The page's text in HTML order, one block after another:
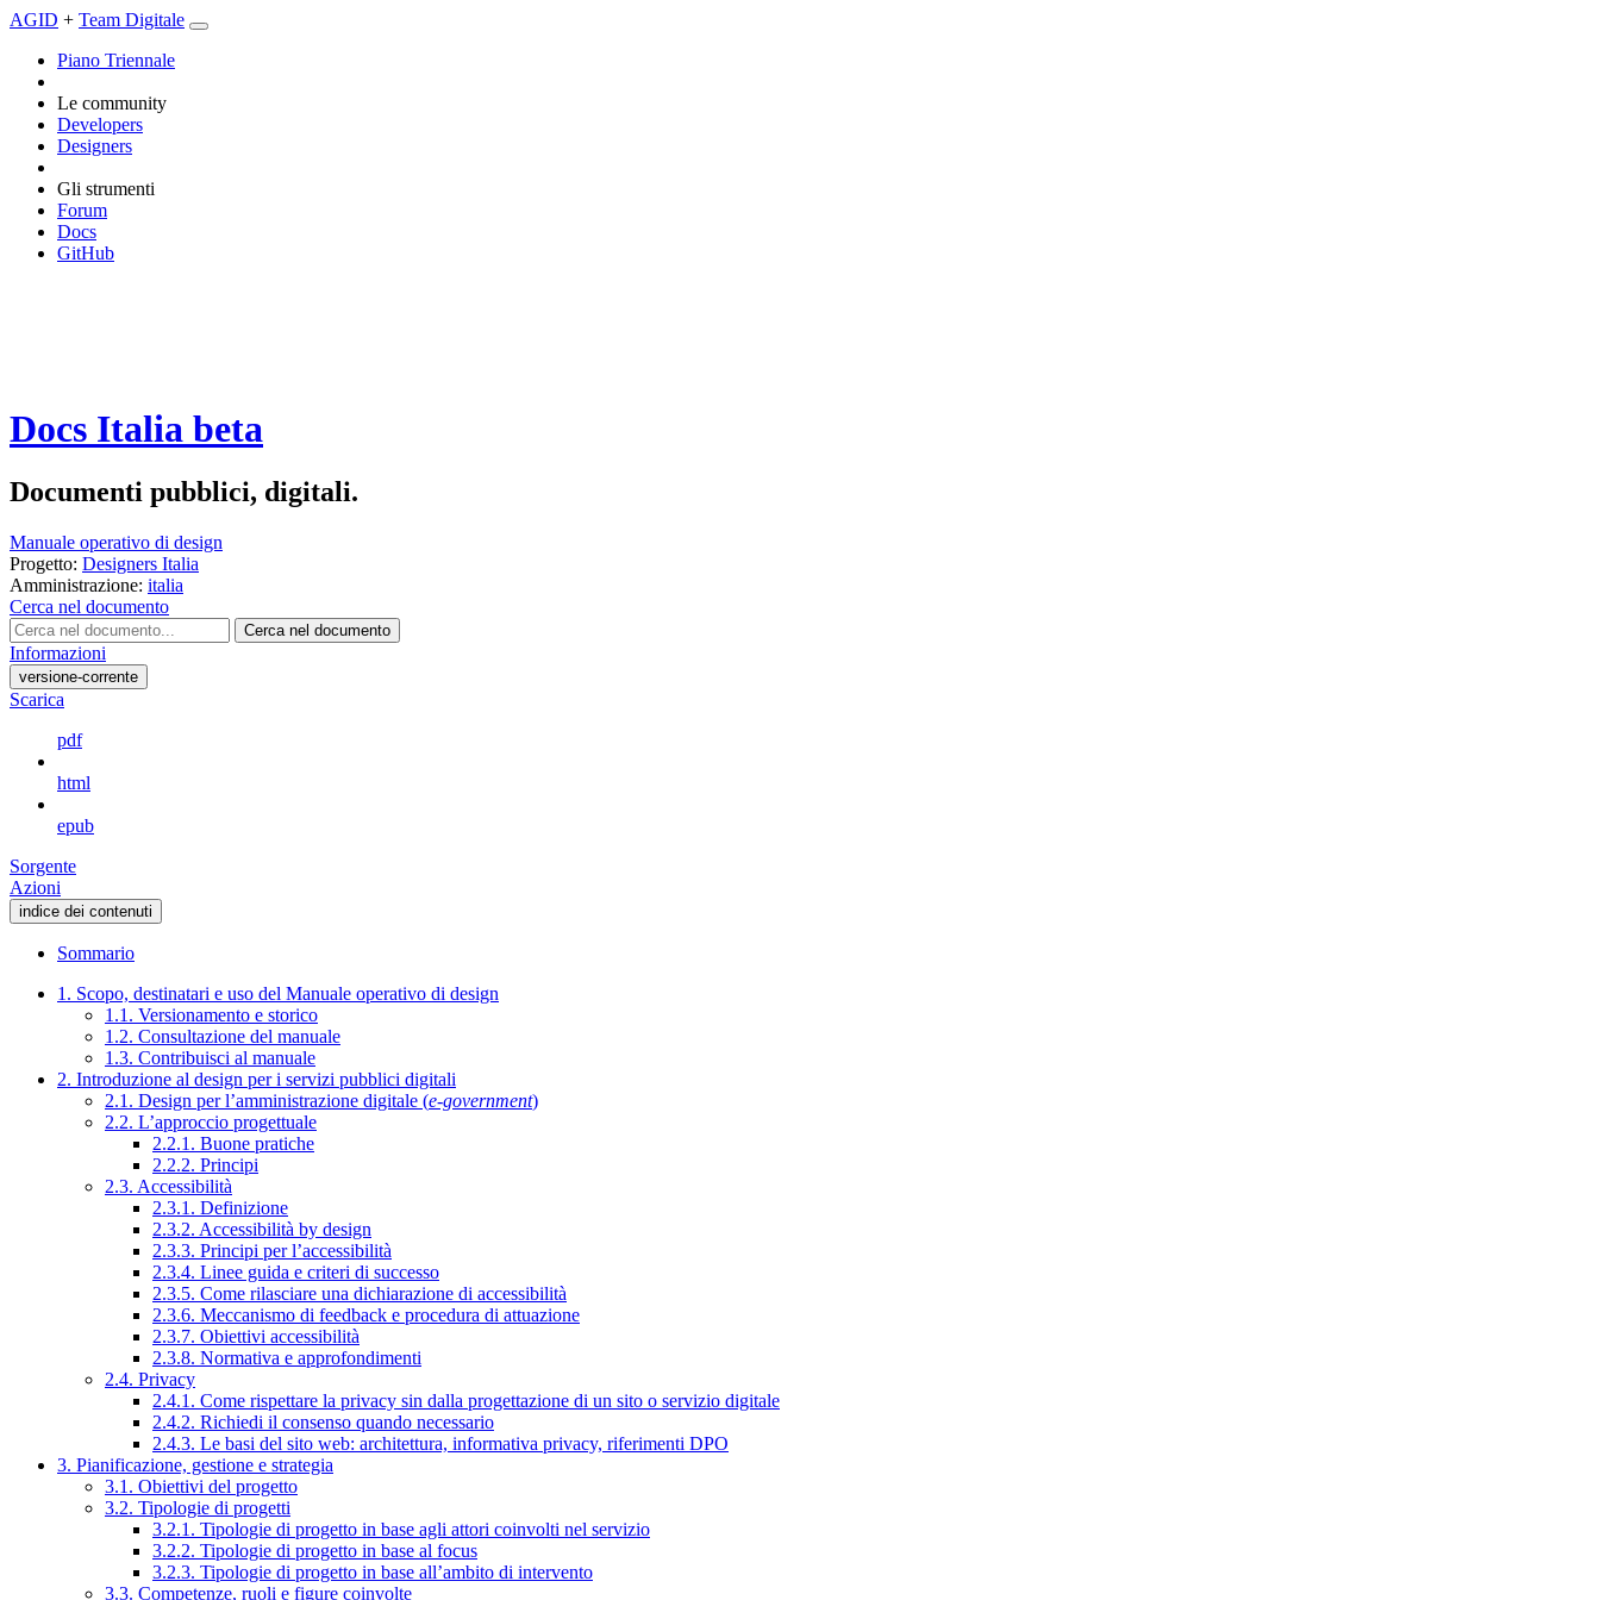
AGID + Team Digitale
Piano Triennale
Le community
Developers
Designers
Gli strumenti
Forum
Docs
GitHub
Docs Italia beta
Documenti pubblici, digitali.
Manuale operativo di design
Progetto: Designers Italia
Amministrazione: italia
Cerca nel documento
Cerca nel documento
Informazioni
versione-corrente
Scarica
pdf
html
epub
Sorgente
Azioni
indice dei contenuti
Sommario
1. Scopo, destinatari e uso del Manuale operativo di design
1.1. Versionamento e storico
1.2. Consultazione del manuale
1.3. Contribuisci al manuale
2. Introduzione al design per i servizi pubblici digitali
2.1. Design per l’amministrazione digitale (e-government)
2.2. L’approccio progettuale
2.2.1. Buone pratiche
2.2.2. Principi
2.3. Accessibilità
2.3.1. Definizione
2.3.2. Accessibilità by design
2.3.3. Principi per l’accessibilità
2.3.4. Linee guida e criteri di successo
2.3.5. Come rilasciare una dichiarazione di accessibilità
2.3.6. Meccanismo di feedback e procedura di attuazione
2.3.7. Obiettivi accessibilità
2.3.8. Normativa e approfondimenti
2.4. Privacy
2.4.1. Come rispettare la privacy sin dalla progettazione di un sito o servizio digitale
2.4.2. Richiedi il consenso quando necessario
2.4.3. Le basi del sito web: architettura, informativa privacy, riferimenti DPO
3. Pianificazione, gestione e strategia
3.1. Obiettivi del progetto
3.2. Tipologie di progetti
3.2.1. Tipologie di progetto in base agli attori coinvolti nel servizio
3.2.2. Tipologie di progetto in base al focus
3.2.3. Tipologie di progetto in base all’ambito di intervento
3.3. Competenze, ruoli e figure coinvolte